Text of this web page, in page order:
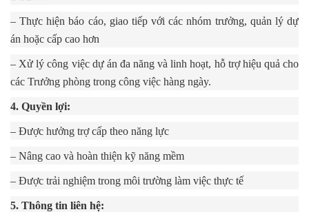
– Thực hiện báo cáo, giao tiếp với các nhóm trưởng, quản lý dự
án hoặc cấp cao hơn
– Xử lý công việc dự án đa năng và linh hoạt, hỗ trợ hiệu quả cho
các Trưởng phòng trong công việc hàng ngày.
4. Quyền lợi:
– Được hưởng trợ cấp theo năng lực
– Nâng cao và hoàn thiện kỹ năng mềm
– Được trải nghiệm trong môi trường làm việc thực tế
5. Thông tin liên hệ: